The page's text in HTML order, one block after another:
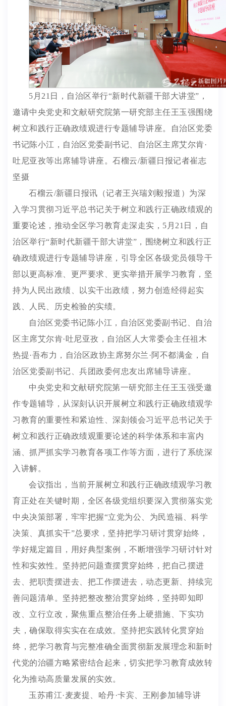
5月21日，自治区举行“新时代新疆干部大讲堂”，
邀请中央党史和文献研究院第一研究部主任王玉强围绕
树立和践行正确政绩观进行专题辅导讲座。自治区党委
书记陈小江，自治区党委副书记、自治区主席艾尔肯·
吐尼亚孜等出席辅导讲座。石榴云/新疆日报记者崔志
坚摄
石榴云/新疆日报讯（记者王兴瑞刘毅报道）为深
入学习贯彻习近平总书记关于树立和践行正确政绩观的
重要论述，推动全区学习教育走深走实，5月21日，自
治区举行“新时代新疆干部大讲堂”，围绕树立和践行正
确政绩观进行专题辅导讲座，引导全区各级党员领导干
部以更高标准、更严要求、更实举措开展学习教育，坚
持为人民出政绩、以实干出政绩，努力创造经得起实
践、人民、历史检验的实绩。
自治区党委书记陈小江，自治区党委副书记、自治
区主席艾尔肯·吐尼亚孜，自治区人大常委会主任祖木
热提·吾布力，自治区政协主席努尔兰·阿不都满金，自
治区党委副书记、兵团政委何忠友出席辅导讲座。
中央党史和文献研究院第一研究部主任王玉强受邀
作专题辅导，从深刻认识开展树立和践行正确政绩观学
习教育的重要性和紧迫性、深刻领会习近平总书记关于
树立和践行正确政绩观重要论述的科学体系和丰富内
涵、抓严抓实学习教育各项工作等方面，进行了系统深
入讲解。
会议指出，当前开展树立和践行正确政绩观学习教
育正处在关键时期，全区各级党组织要深入贯彻落实党
中央决策部署，牢牢把握“立党为公、为民造福、科学
决策、真抓实干”总要求，坚持把学习研讨贯穿始终，
学好规定篇目，用好典型案例，不断增强学习研讨针对
性和实效性。坚持把问题查摆贯穿始终，把自己摆进
去、把职责摆进去、把工作摆进去，动态更新、持续完
善问题清单。坚持把整改整治贯穿始终，坚持即知即
改、立行立改，聚焦重点整治任务上硬措施、下实功
夫，确保取得实实在在成效。坚持把实践转化贯穿始
终，把学习教育与完整准确全面贯彻新发展理念和新时
代党的治疆方略紧密结合起来，切实把学习教育成效转
化为推动高质量发展的实效。
玉苏甫江·麦麦提、哈丹·卡宾、王刚参加辅导讲